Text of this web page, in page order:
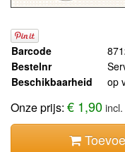
Barcode
Bestelnr
Beschikbaarheid
op
Onze prijs: € 1,90